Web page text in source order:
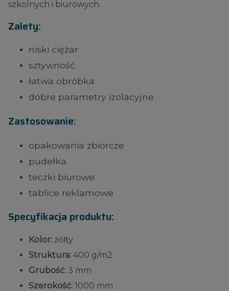
szkolnych i biurowych.
Zalety:
niski ciężar
sztywność
łatwa obróbka
dobre parametry izolacyjne
Zastosowanie:
opakowania zbiorcze
pudełka
teczki biurowe
tablice reklamowe
Specyfikacja produktu:
Kolor: żółty
Struktura: 400 g/m2
Grubość: 3 mm
Szerokość: 1000 mm